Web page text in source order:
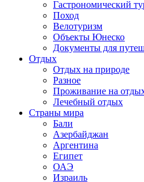
Гастрономический
Поход
Велотуризм
Объекты Юнеско
Документы для
Отдых
Отдых на природе
Разное
Проживание на
Лечебный отдых
Страны мира
Бали
Азербайджан
Аргентина
Египет
ОАЭ
Израиль